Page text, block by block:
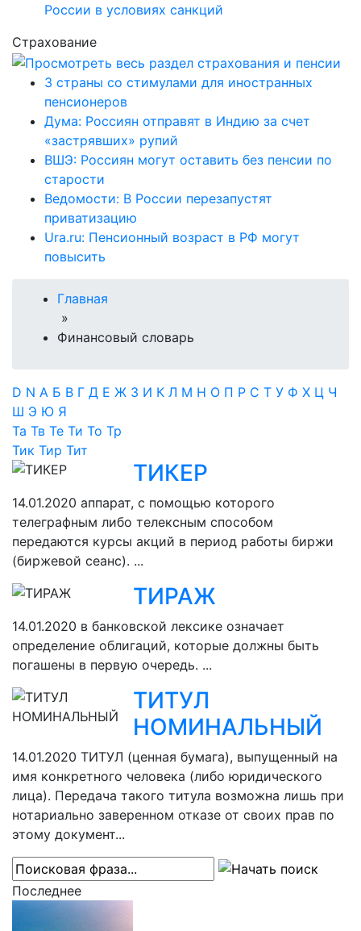
России в условиях санкций
Страхование
3 страны со стимулами для иностранных
пенсионеров
Дума: Россиян отправят в Индию за счет
«застрявших» рупий
ВШЭ: Россиян могут оставить без пенсии по
старости
Ведомости: В России перезапустят
приватизацию
Ura.ru: Пенсионный возраст в РФ могут
повысить
Главная
»
Финансовый словарь
D N А Б В Г Д Е Ж З И К Л М Н О П Р С Т У Ф Х Ц Ч
Ш Э Ю Я
Та Тв Те Ти То Тр
Тик Тир Тит
ТИКЕР
14.01.2020 аппарат, с помощью которого
телеграфным либо телексным способом
передаются курсы акций в период работы биржи
(биржевой сеанс). ...
ТИРАЖ
14.01.2020 в банковской лексике означает
определение облигаций, которые должны быть
погашены в первую очередь. ...
ТИТУЛ
НОМИНАЛЬНЫЙ
14.01.2020 ТИТУЛ (ценная бумага), выпущенный на
имя конкретного человека (либо юридического
лица). Передача такого титула возможна лишь при
нотариально заверенном отказе от своих прав по
этому документ...
Последнее